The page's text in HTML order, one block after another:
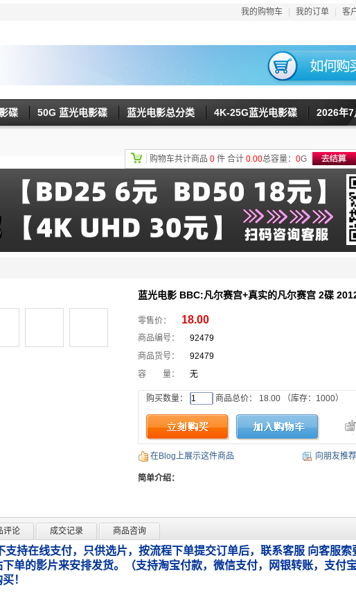
我的购物车 我的订单 客
碟 50G 蓝光电影碟 蓝光电影总分类 4K-25G蓝光电影碟 2026年7
购物车共计商品 0 件 合计 0.00总容量： 0G
蓝光电影 BBC:凡尔赛宫+真实的凡尔赛宫 2碟
零售价： 18.00
商品编号：
92479
商品货号：
92479
容 量：
无
购买数量： 商品总价： 18.00 （库存： 1000）
在Blog上展示这件商品 向朋友推荐
简单介绍：
评论 成交记录 商品咨询
支持在线支付，只供选片，按流程下单提交订单后，联系客服 向客服索
单的影片来安排发货。（支持淘宝付款，微信支付，网银转账，支付宝
！